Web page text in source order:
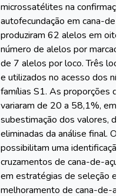
microssatélites na
autofecundação em cana-
produziram 62 alelos em
número de alelos por
de 7 alelos por loco. Três
e utilizados no acesso dos
famílias S1. As proporções
variaram de 20 a 58,1%,
subestimação dos valores,
eliminadas da análise final.
possibilitam uma
cruzamentos de cana-de-
em estratégias de seleção
melhoramento de cana-de-